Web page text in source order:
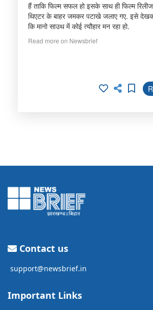
हैं ताकि फिल्म सफल हो इसके साथ ही फिल्म रिलीज
थिएटर के बाहर जमकर पटाखे जलाए गए. इसे
कि मानो साउथ में कोई त्यौहार मन रहा हो.
Read more on Newsbrief
Contact us
support@newsbrief.in
Important Links